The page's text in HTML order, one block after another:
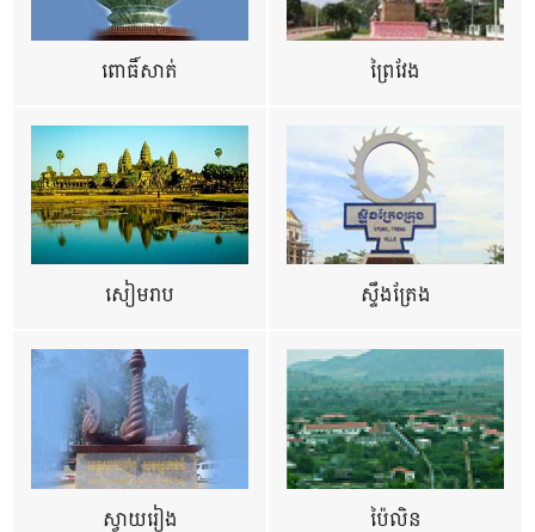
ពោធិ៍សាត់ ព្រៃវែង
សៀមរាប ស្ទឹងត្រែង
ស្វាយរៀង ប៉ៃលិន